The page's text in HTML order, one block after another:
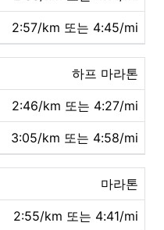
2:57/km 또는 4:45/mi
하프 마라톤
2:46/km 또는 4:27/mi
3:05/km 또는 4:58/mi
마라톤
2:55/km 또는 4:41/mi